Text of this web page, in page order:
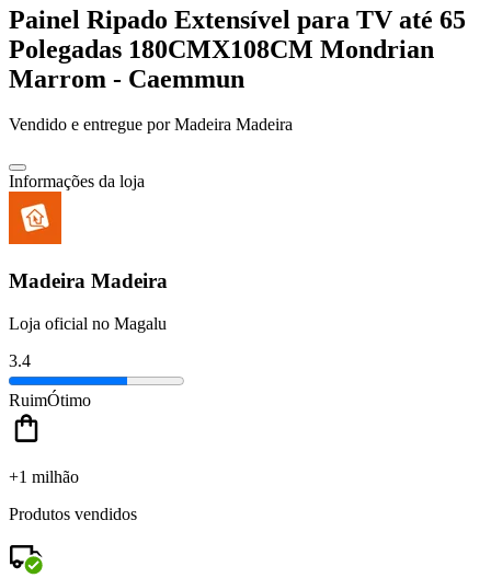
Painel Ripado Extensível para TV até 65
Polegadas 180CMX108CM Mondrian
Marrom - Caemmun
Vendido e entregue por Madeira Madeira
Informações da loja
Madeira Madeira
Loja oficial no Magalu
3.4
RuimÓtimo
+1 milhão
Produtos vendidos